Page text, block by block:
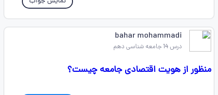
bahar mohammadi
درس 14 جامعه شناسی دهم
منظور از هویت اقتصادی جامعه چیست؟